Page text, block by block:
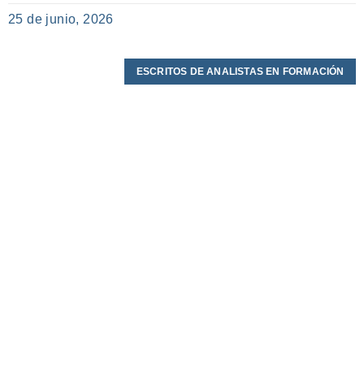
25 de junio, 2026
ESCRITOS DE ANALISTAS EN FORMACIÓN